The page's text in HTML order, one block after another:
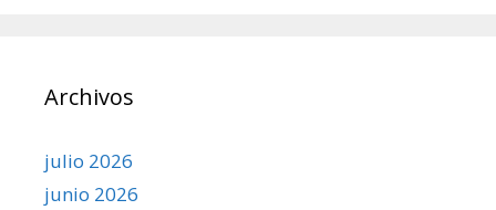
Archivos
julio 2026
junio 2026